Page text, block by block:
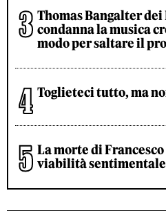
Thomas Bangalter
condanna la musica
modo per saltare il
Toglieteci tutto, ma
La morte di
viabilità sentimentale